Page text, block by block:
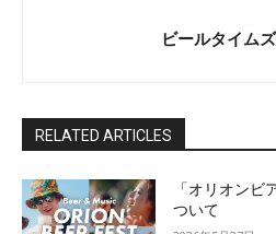
ビールタイム
RELATED ARTICLES
「オリオンビ
ついて